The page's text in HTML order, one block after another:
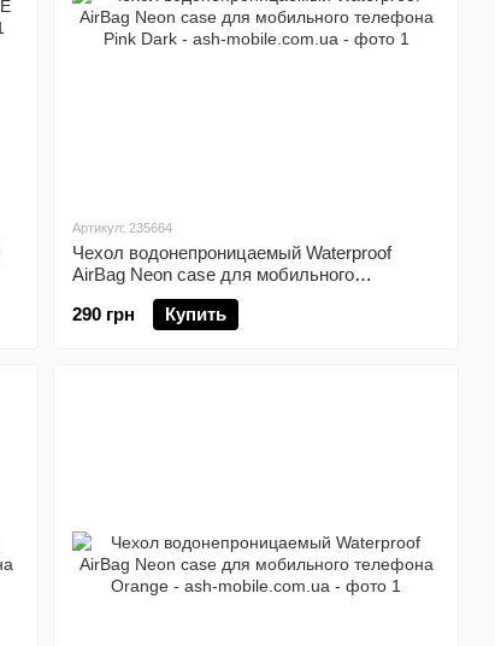
Артикул: 235664
Чехол водонепроницаемый Waterproof
AirBag Neon case для мобильного
телефона Pink Dark
290 грн
Купить